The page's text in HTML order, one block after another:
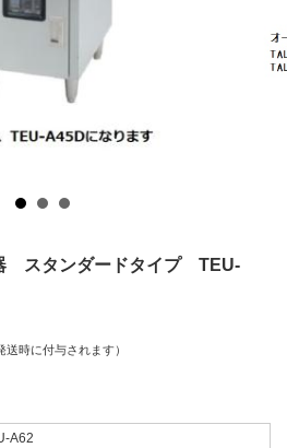
スタンダードタイプ TEU-
送時に付与されます）
A62